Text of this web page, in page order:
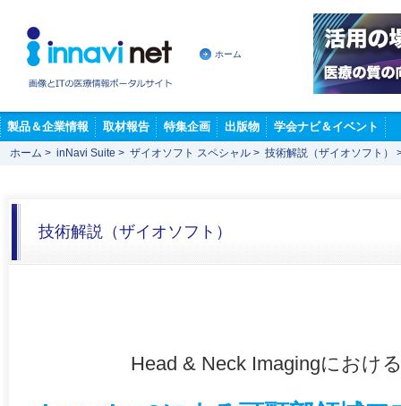
ホーム
製品＆企業情報 取材報告 特集企画 出版物 学会ナビ＆イベント
ホーム > inNavi Suite > ザイオソフト スペシャル > 技術解説（ザイオソフト）
技術解説（ザイオソフト）
Head & Neck Imagingにおけ